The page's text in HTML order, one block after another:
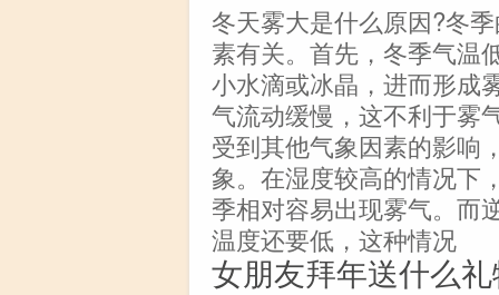
冬天雾大是什么原因?冬
素有关。首先，冬季气温
小水滴或冰晶，进而形成
气流动缓慢，这不利于雾
受到其他气象因素的影响
象。在湿度较高的情况下
季相对容易出现雾气。而
温度还要低，这种情况
女朋友拜年送什么